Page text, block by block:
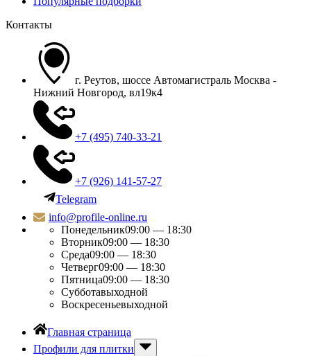
Контакты
г. Реутов, шоссе Автомагистраль Москва -
Нижний Новгород, вл19к4
+7 (495) 740-33-21
+7 (926) 141-57-27
Telegram
info@profile-online.ru
Понедельник09:00 — 18:30
Вторник09:00 — 18:30
Среда09:00 — 18:30
Четверг09:00 — 18:30
Пятница09:00 — 18:30
Субботавыходной
Воскресеньевыходной
Главная страница
Профили для плитки